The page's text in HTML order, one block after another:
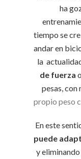
ha
tiempo se
andar en
la
de fuerza
pesas, con
propio peso
En este
puede
y